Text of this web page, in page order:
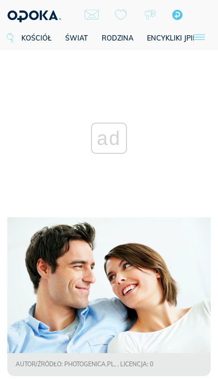
KOŚCIÓŁ ŚWIAT RODZINA ENCYKLIKI JPII
ad
AUTOR/ŹRÓDŁO: PHOTOGENICA.PL, , LICENCJA: 0